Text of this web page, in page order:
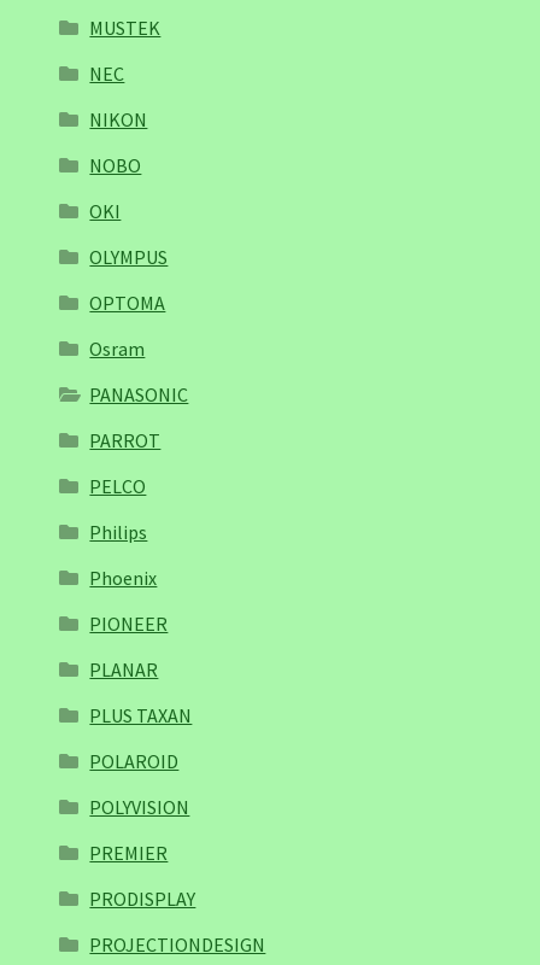
MUSTEK
NEC
NIKON
NOBO
OKI
OLYMPUS
OPTOMA
Osram
PANASONIC
PARROT
PELCO
Philips
Phoenix
PIONEER
PLANAR
PLUS TAXAN
POLAROID
POLYVISION
PREMIER
PRODISPLAY
PROJECTIONDESIGN